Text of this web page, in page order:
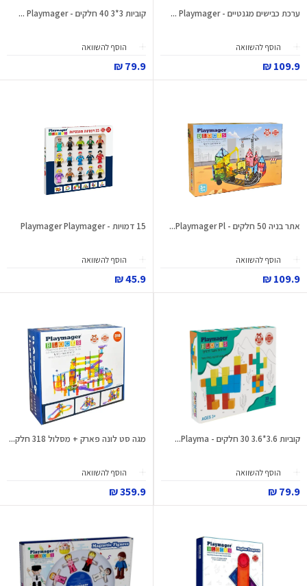
ערכת כבישים מגנטיים - Playmager ...
הוסף להשוואה
109.9 ₪
קוביות 3*3 40 חלקים - Playmager ...
הוסף להשוואה
79.9 ₪
אתר בניה 50 חלקים - Playmager Pl...
הוסף להשוואה
109.9 ₪
15 דמויות - Playmager Playmager
הוסף להשוואה
45.9 ₪
קוביות 3.6*3.6 30 חלקים - Playma...
הוסף להשוואה
79.9 ₪
מגה סט לונה פארק + מסלול 318 חלק...
הוסף להשוואה
359.9 ₪